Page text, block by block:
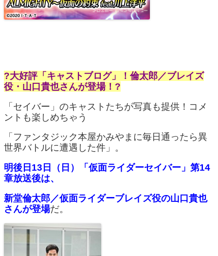
?大好評「キャストブログ」！倫太郎／ブレイズ
役・山口貴也さんが登場！?
「セイバー」のキャストたちが写真も提供！コメ
ントも楽しめちゃう
「ファンタジック本屋かみやまに毎日通ったら異
世界バトルに遭遇した件」。
明後日13日（日）「仮面ライダーセイバー」第14
章放送後は、
新堂倫太郎／仮面ライダーブレイズ役の山口貴也
さんが登場だ。